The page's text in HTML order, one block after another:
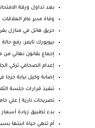
بعد تداول ورقة
وفاة مدير عام
حريق هائل في منازل
نيويورك تايمز: رفع
إجماع بقانون نهائي
إعدام الصحافي تركي
إصابة وكيل نيابة
تنفيذ قرارات جلسة الثلاثاء 17/6/2025 صحة
تصريحات نارية | علي
بدء تطبيق زيادة أسعار
أم تنهي حياة ابنتها